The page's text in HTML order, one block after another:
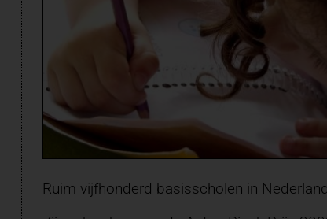
Ruim vijfhonderd basisscholen in